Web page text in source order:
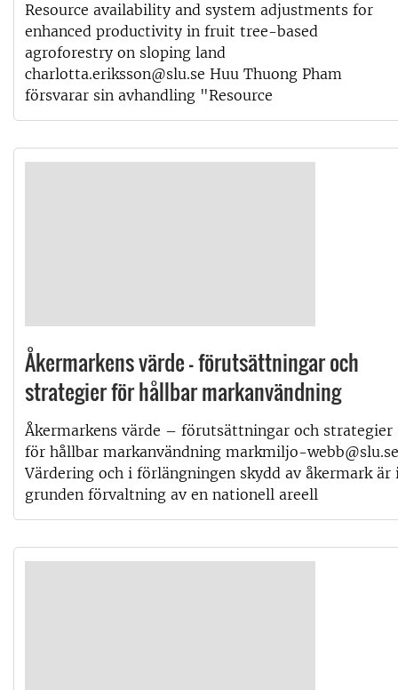
Resource availability and system adjustments for
enhanced productivity in fruit tree-based
agroforestry on sloping land
charlotta.eriksson@slu.se Huu Thuong Pham
försvarar sin avhandling "Resource
Åkermarkens värde – förutsättningar och
strategier för hållbar markanvändning
Åkermarkens värde – förutsättningar och strategier
för hållbar markanvändning markmiljo-webb@slu.se
Värdering och i förlängningen skydd av åkermark är
grunden förvaltning av en nationell areell